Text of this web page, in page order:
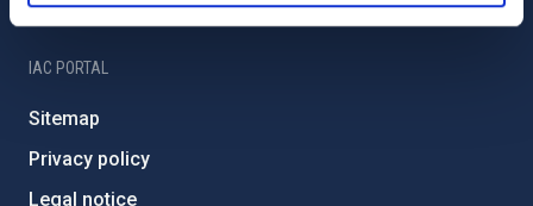
IAC Friends
IAC PORTAL
Sitemap
Privacy policy
Legal notice